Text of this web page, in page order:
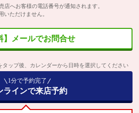
店へお客様の電話番号が通知されます。
いただけません。
】メールでお問合せ
タップ後、カレンダーから日時を選択してください
1分で予約完了
ラインで来店予約